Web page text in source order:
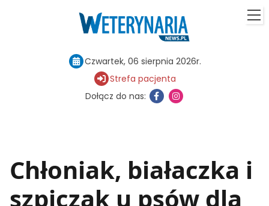
Czwartek, 06 sierpnia 2026r.
Strefa pacjenta
Dołącz do nas:
Chłoniak, białaczka i
szpiczak u psów dla